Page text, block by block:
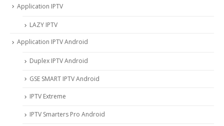
Application IPTV
LAZY IPTV
Application IPTV Android
Duplex IPTV Android
GSE SMART IPTV Android
IPTV Extreme
IPTV Smarters Pro Android